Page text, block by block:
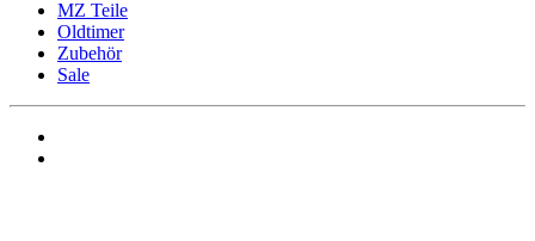
MZ Teile
Oldtimer
Zubehör
Sale